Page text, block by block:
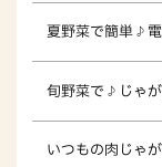
夏野菜で簡単♪
旬野菜で♪じゃ
いつもの肉じゃ